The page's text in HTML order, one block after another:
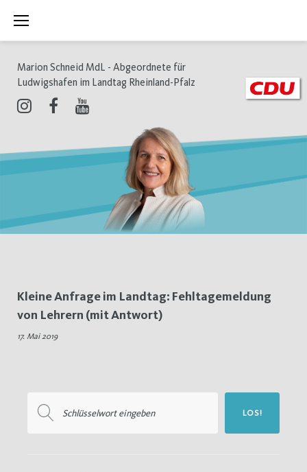
Inhalt
Marion Schneid MdL - Abgeordnete für
Ludwigshafen im Landtag Rheinland-Pfalz
Schlagwort:
Fehltage
Kleine Anfrage im Landtag: Fehltagemeldung
von Lehrern (mit Antwort)
17. Mai 2019
nach:
LOS!